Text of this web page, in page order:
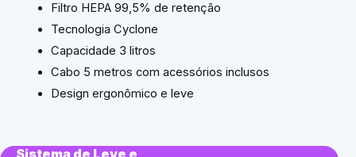
Filtro HEPA 99,5% de retenção
Tecnologia Cyclone
Capacidade 3 litros
Cabo 5 metros com acessórios inclusos
Design ergonômico e leve